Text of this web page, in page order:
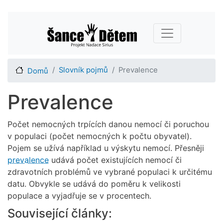
hlavnímu
obsahu
Main navigation
Domů Slovník pojmů Prevalence
Prevalence
Počet nemocných trpících danou nemocí či poruchou
v populaci (počet nemocných k počtu obyvatel).
Pojem se užívá například u výskytu nemocí. Přesněji
prevalence udává počet existujících nemocí či
zdravotních problémů ve vybrané populaci k určitému
datu. Obvykle se udává do poměru k velikosti
populace a vyjadřuje se v procentech.
Související články: